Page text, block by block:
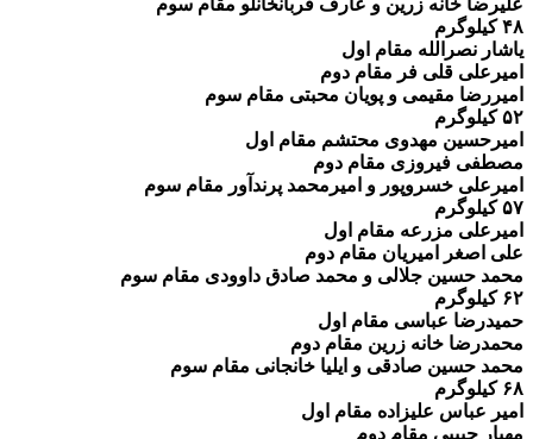
۴۸ کیلوگرم
یاشار نصرالله مقام اول
امیرعلی قلی فر مقام دوم
امیررضا مقیمی و پویان محبتی مقام سوم
۵۲ کیلوگرم
امیرحسین مهدوی محتشم مقام اول
مصطفی فیروزی مقام دوم
امیرعلی خسروپور و امیرمحمد پرندآور مقام سوم
۵۷ کیلوگرم
امیرعلی مزرعه مقام اول
علی اصغر امیریان مقام دوم
محمد حسین جلالی و محمد صادق داوودی مقام سوم
۶۲ کیلوگرم
حمیدرضا عباسی مقام اول
محمدرضا خانه زرین مقام دوم
محمد حسین صادقی و ایلیا خانجانی مقام سوم
۶۸ کیلوگرم
امیر عباس علیزاده مقام اول
مهیار حبیبی مقام دوم